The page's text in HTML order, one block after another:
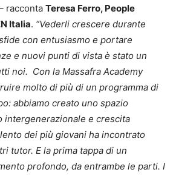
racconta Teresa Ferro, People
Italia. “Vederli crescere durante
con entusiasmo e portare
e nuovi punti di vista è stato un
noi. Con la Massafra Academy
molto di più di un programma di
abbiamo creato uno spazio
intergenerazionale e crescita
dei più giovani ha incontrato
tutor. E la prima tappa di un
profondo, da entrambe le parti. I